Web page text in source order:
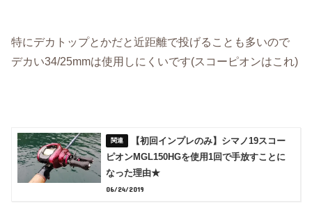
特にデカトップとかだと近距離で投げることも多いので
デカい34/25mmは使用しにくいです(スコーピオンはこれ)
【初回インプレのみ】シマノ19スコー
ピオンMGL150HGを使用1回で手放すことに
なった理由★
06/24/2019